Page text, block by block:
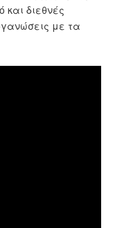
διεθνές
με τα